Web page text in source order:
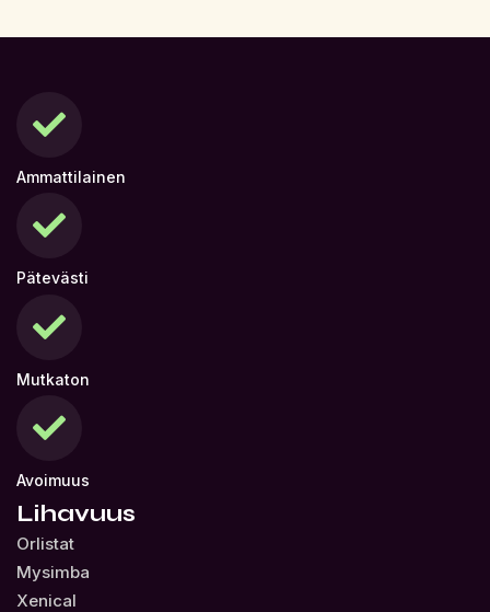
Ammattilainen
Pätevästi
Mutkaton
Avoimuus
Lihavuus
Orlistat
Mysimba
Xenical